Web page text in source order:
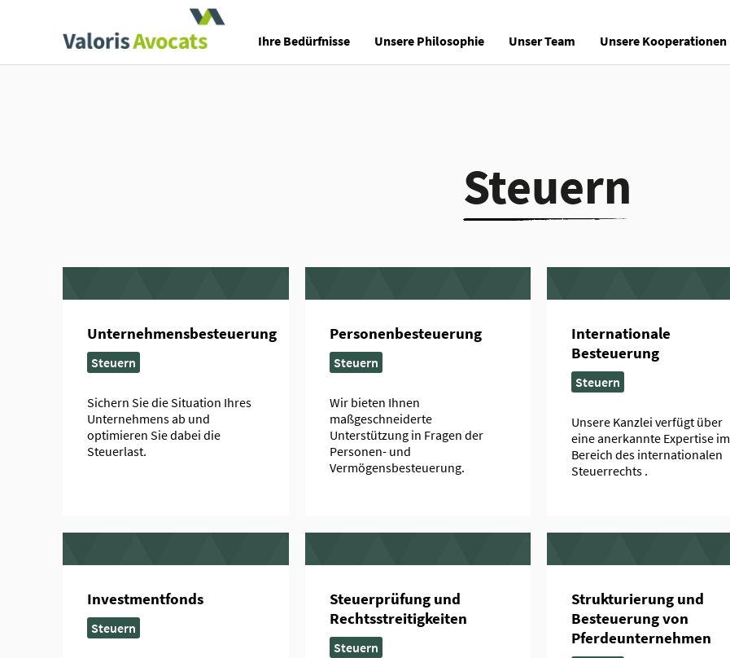
Ihre Bedürfnisse
Unsere Philosophie Unser Team Unsere Kooperationen
Steuern
Unternehmensbesteuerung
Steuern
Sichern Sie die Situation Ihres
Unternehmens ab und
optimieren Sie dabei die
Steuerlast.
Personenbesteuerung
Steuern
Wir bieten Ihnen
maßgeschneiderte
Unterstützung in Fragen der
Personen- und
Vermögensbesteuerung.
Internationale
Besteuerung
Steuern
Unsere Kanzlei verfügt über
eine anerkannte Expertise im
Bereich des internationalen
Steuerrechts .
Investmentfonds
Steuern
Steuerprüfung und
Rechtsstreitigkeiten
Steuern
Strukturierung und
Besteuerung von
Pferdeunternehmen